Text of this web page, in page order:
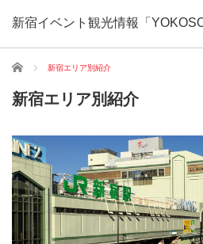
新宿イベント観光情報「
ホーム 新宿エリア別紹介
新宿エリア別紹介